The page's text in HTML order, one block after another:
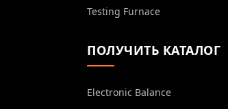
Testing Furnace
ПОЛУЧИТЬ КАТАЛОГ
Electronic Balance